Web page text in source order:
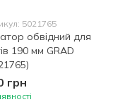
5021765
обвідний для
190 мм GRAD
грн